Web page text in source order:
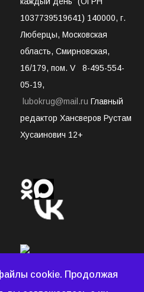
1037739519641) 140000, г.
Люберцы, Московская
область, Смирновская,
16/179, пом. V 8-495-554-
05-19,
lubokrug@mail.ru Главный
редактор Хансверов Рустам
Хусаинович 12+
cookie. Продолжая